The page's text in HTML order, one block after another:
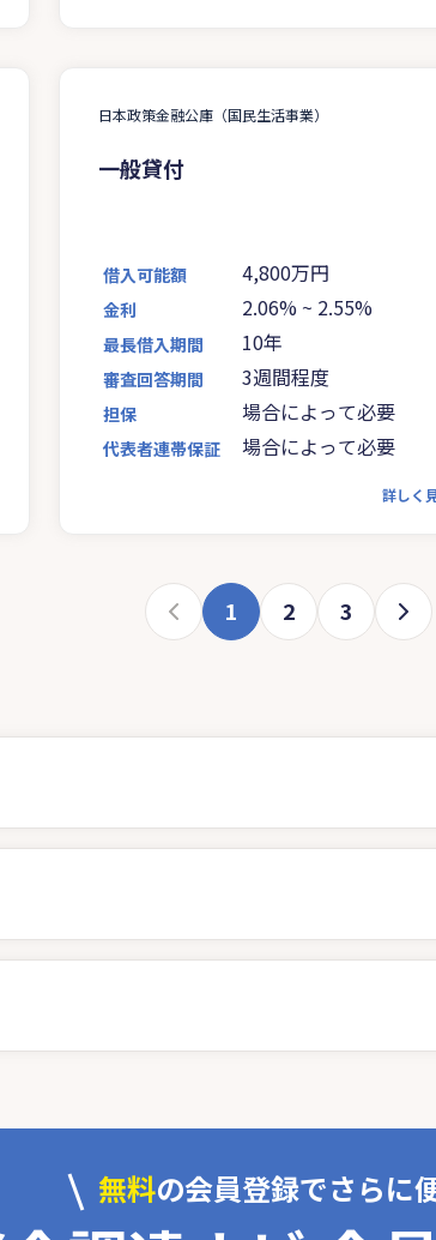
日本政策金融公庫（国民生活事業）
一般貸付
借入可能額 4,800万円
金利 2.06% ~ 2.55%
最長借入期間 10年
審査回答期間 3週間程度
担保 場合によって必要
代表者連帯保証 場合によって必要
詳しく
1 2 3
無料の会員登録でさらに